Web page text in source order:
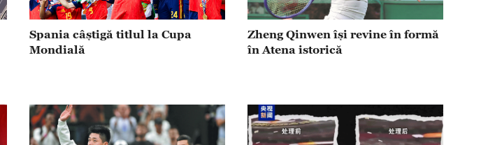
Spania câștigă titlul la Cupa
Mondială
Zheng Qinwen își revine în formă
în Atena istorică